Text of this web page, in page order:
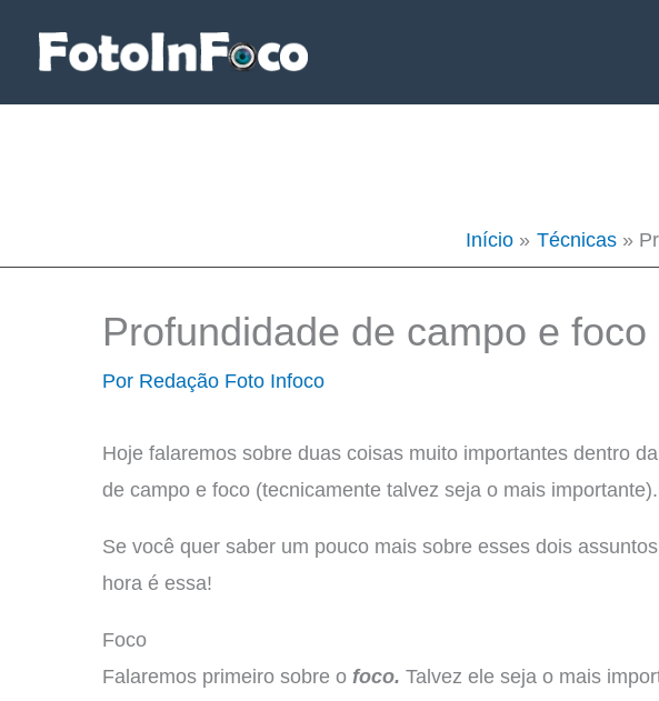
Início Técnicas
Profundidade de campo e
Por Redação Foto Infoco
Hoje falaremos sobre duas coisas muito importantes dentro
de campo e foco (tecnicamente talvez seja o mais importante).
Se você quer saber um pouco mais sobre esses dois
hora é essa!
Foco
Falaremos primeiro sobre o foco. Talvez ele seja o mais